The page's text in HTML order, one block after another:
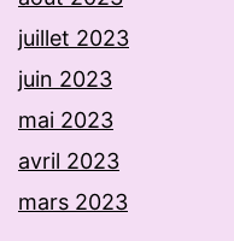
juillet 2023
juin 2023
mai 2023
avril 2023
mars 2023